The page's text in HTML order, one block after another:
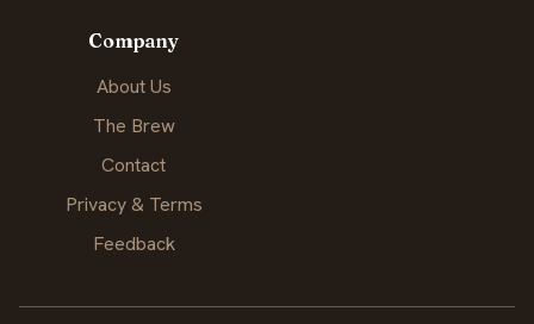
Company
About Us
The Brew
Contact
Privacy & Terms
Feedback